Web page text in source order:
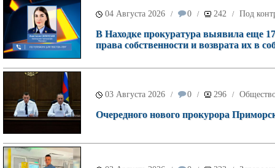
04 Августа 2026 / 0 / 242 / Под
В Находке прокуратура выявила еще
права собственности и возврата их в
03 Августа 2026 / 0 / 296 /
Очередного нового прокурора